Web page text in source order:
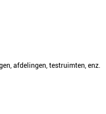
afdelingen, testruimten, enz.